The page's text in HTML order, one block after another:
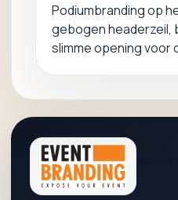
Podiumbranding op
gebogen headerzeil,
slimme opening voor